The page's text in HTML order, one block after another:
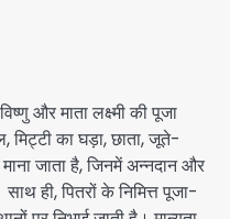
और माता लक्ष्मी की पूजा
का घड़ा, छाता, जूते-
जाता है, जिनमें अन्नदान और
ही, पितरों के निमित्त पूजा-